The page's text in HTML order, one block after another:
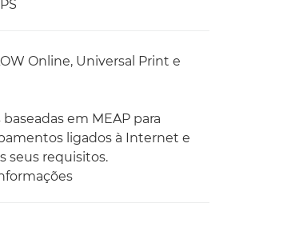
Online, Universal Print e
em MEAP para
ligados à Internet e
seus requisitos.